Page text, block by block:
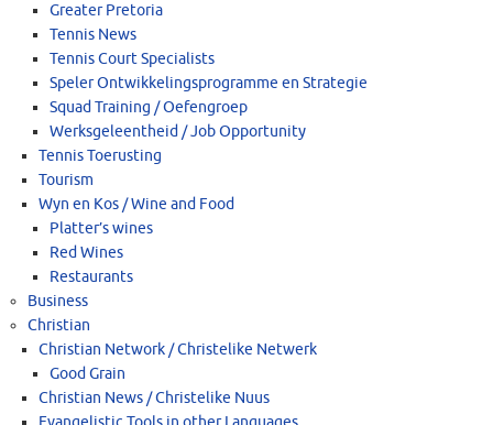
Greater Pretoria
Tennis News
Tennis Court Specialists
Speler Ontwikkelingsprogramme en Strategie
Squad Training / Oefengroep
Werksgeleentheid / Job Opportunity
Tennis Toerusting
Tourism
Wyn en Kos / Wine and Food
Platter’s wines
Red Wines
Restaurants
Business
Christian
Christian Network / Christelike Netwerk
Good Grain
Christian News / Christelike Nuus